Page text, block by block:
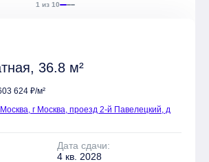
1 из 10
36.8 м²
624 ₽/м²
г Москва, проезд 2-й Павелецкий, д
Дата сдачи:
4 кв. 2028